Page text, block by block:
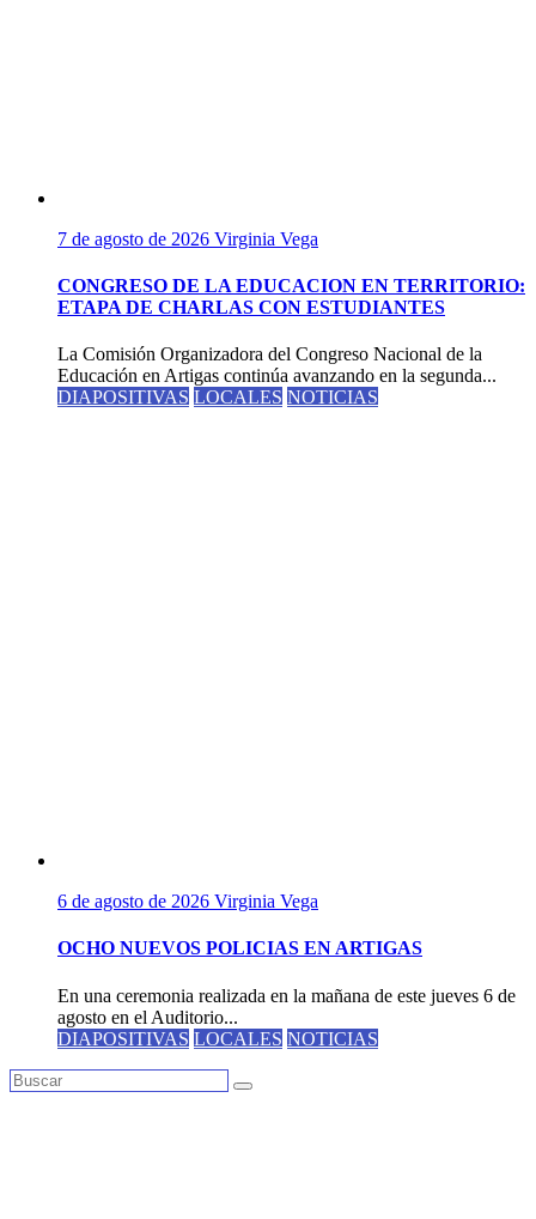
7 de agosto de 2026 Virginia Vega
CONGRESO DE LA EDUCACION EN TERRITORIO:
ETAPA DE CHARLAS CON ESTUDIANTES
La Comisión Organizadora del Congreso Nacional de la
Educación en Artigas continúa avanzando en la segunda...
DIAPOSITIVAS LOCALES NOTICIAS
6 de agosto de 2026 Virginia Vega
OCHO NUEVOS POLICIAS EN ARTIGAS
En una ceremonia realizada en la mañana de este jueves 6 de
agosto en el Auditorio...
DIAPOSITIVAS LOCALES NOTICIAS